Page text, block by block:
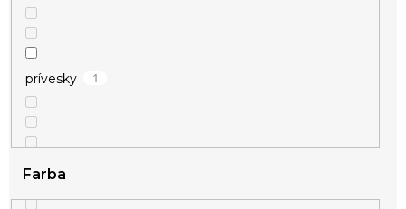
prívesky 1
Farba